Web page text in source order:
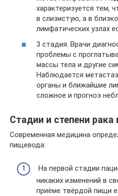
характеризуется тем,
в слизистую, а в
лимфатических узлах
3 стадия. Врачи
проблемы с
массы тела и другие
Наблюдается
органы и ближайшие
сложное и прогноз
Стадии и степени
Современная медицина
пищевода:
На первой стадии
никаких изменений в
приёме твёрдой пищи